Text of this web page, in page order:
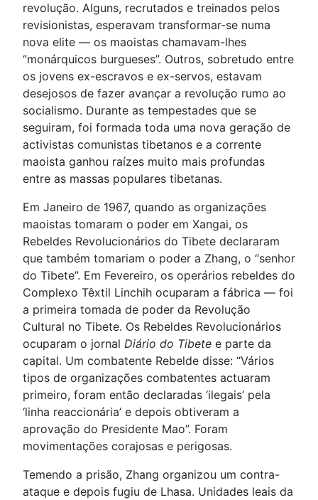
revolução. Alguns, recrutados e treinados pelos
revisionistas, esperavam transformar-se numa
nova elite — os maoistas chamavam-lhes
“monárquicos burgueses”. Outros, sobretudo entre
os jovens ex-escravos e ex-servos, estavam
desejosos de fazer avançar a revolução rumo ao
socialismo. Durante as tempestades que se
seguiram, foi formada toda uma nova geração de
activistas comunistas tibetanos e a corrente
maoista ganhou raízes muito mais profundas
entre as massas populares tibetanas.
Em Janeiro de 1967, quando as organizações
maoistas tomaram o poder em Xangai, os
Rebeldes Revolucionários do Tibete declararam
que também tomariam o poder a Zhang, o “senhor
do Tibete”. Em Fevereiro, os operários rebeldes do
Complexo Têxtil Linchih ocuparam a fábrica — foi
a primeira tomada de poder da Revolução
Cultural no Tibete. Os Rebeldes Revolucionários
ocuparam o jornal Diário do Tibete e parte da
capital. Um combatente Rebelde disse: “Vários
tipos de organizações combatentes actuaram
primeiro, foram então declaradas ‘ilegais’ pela
‘linha reaccionária’ e depois obtiveram a
aprovação do Presidente Mao”. Foram
movimentações corajosas e perigosas.
Temendo a prisão, Zhang organizou um contra-
ataque e depois fugiu de Lhasa. Unidades leais da